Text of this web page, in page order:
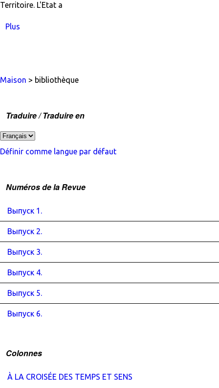
Territoire. L'Etat a
Plus
Maison > bibliothèque
Traduire / Traduire en
Définir comme langue par défaut
Numéros de la Revue
Выпуск 1.
Выпуск 2.
Выпуск 3.
Выпуск 4.
Выпуск 5.
Выпуск 6.
Colonnes
À LA CROISÉE DES TEMPS ET SENS